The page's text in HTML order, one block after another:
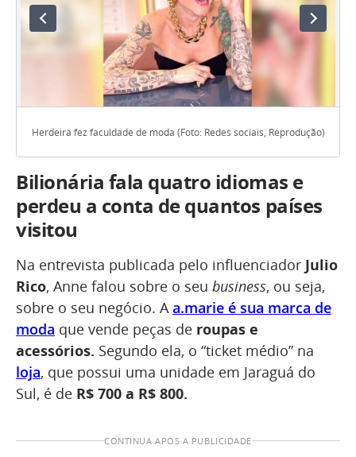
Herdeira fez faculdade de moda (Foto: Redes sociais, Reprodução)
Bilionária fala quatro idiomas e
perdeu a conta de quantos países
visitou
Na entrevista publicada pelo influenciador Julio
Rico, Anne falou sobre o seu business, ou seja,
sobre o seu negócio. Aa.marie é sua marca de
moda que vende peças de roupas e
acessórios. Segundo ela, o “ticket médio” na
loja, que possui uma unidade em Jaraguá do
Sul, é de R$ 700 a R$ 800.
CONTINUA APÓS A PUBLICIDADE